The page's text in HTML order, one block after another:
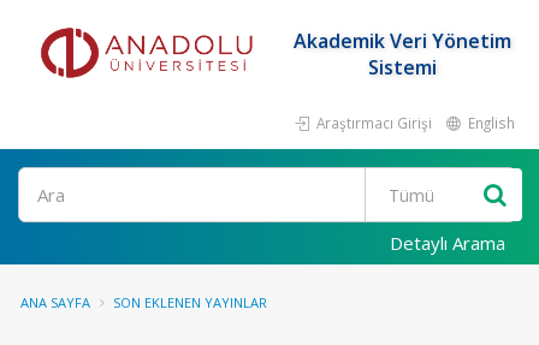
Akademik Veri Yönetim
Sistemi
Araştırmacı Girişi English
Ara
Detaylı Arama
ANA SAYFA SON EKLENEN YAYINLAR